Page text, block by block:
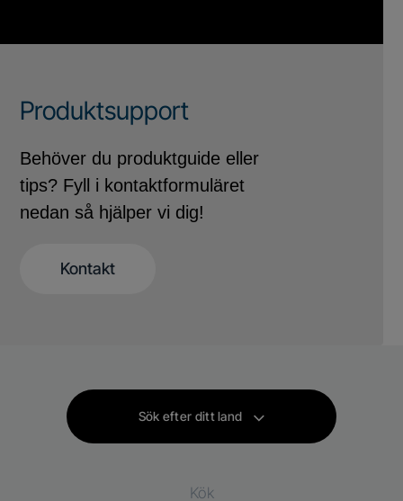
Produktsupport
Behöver du produktguide eller
tips? Fyll i kontaktformuläret
nedan så hjälper vi dig!
Kontakt
Sök efter ditt land
Kök